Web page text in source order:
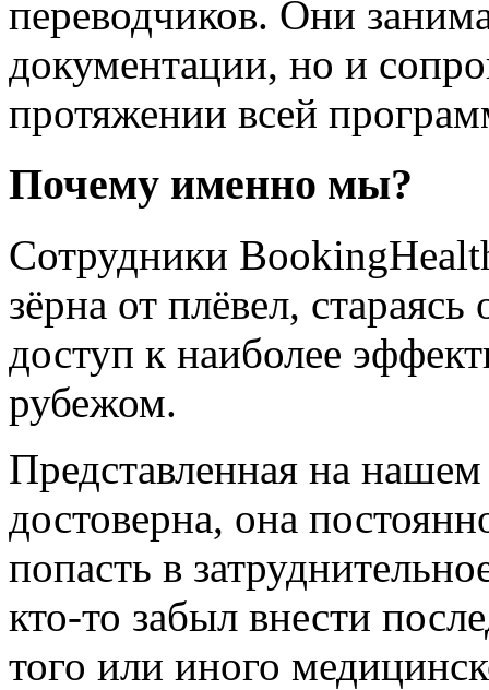
переводчиков. Они
документации, но и
протяжении всей
Почему именно мы?
Сотрудники
зёрна от плёвел,
доступ к наиболее
рубежом.
Представленная на
достоверна, она
попасть в
кто-то забыл внести
того или иного